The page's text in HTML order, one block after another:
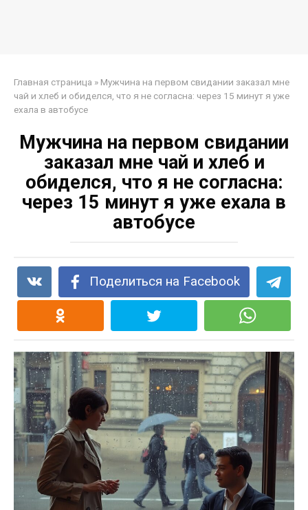
Главная страница » Мужчина на первом свидании заказал мне
чай и хлеб и обиделся, что я не согласна: через 15 минут я уже
ехала в автобусе
Мужчина на первом свидании
заказал мне чай и хлеб и
обиделся, что я не согласна:
через 15 минут я уже ехала в
автобусе
Поделиться на Facebook